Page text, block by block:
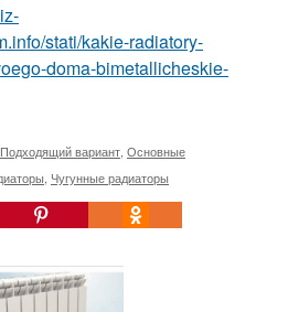
stati/kakie-radiatory-
doma-bimetallicheskie-
Подходящий вариант Основные
Чугунные радиаторы